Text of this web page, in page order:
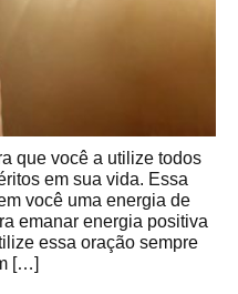
que você a utilize todos
em sua vida. Essa
você uma energia de
emanar energia positiva
essa oração sempre
[…]